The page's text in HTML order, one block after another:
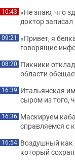
10:43 «Не знаю, что
доктор
09:21 «Привет, я
говорящие
08:20 Пикники
области
16:39 Итальянская
сыром из того,
16:36 Маскируем
справляемся с
16:54 Воздушный как
который